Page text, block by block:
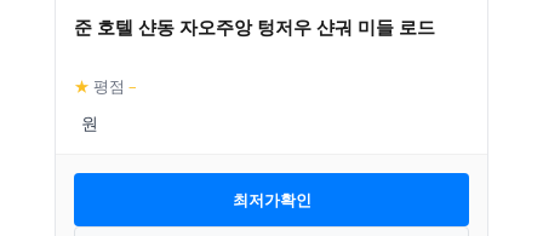
준 호텔 샨동 자오주앙 텅저우 샨궈 미들 로드
★ 평점 –
최저가확인